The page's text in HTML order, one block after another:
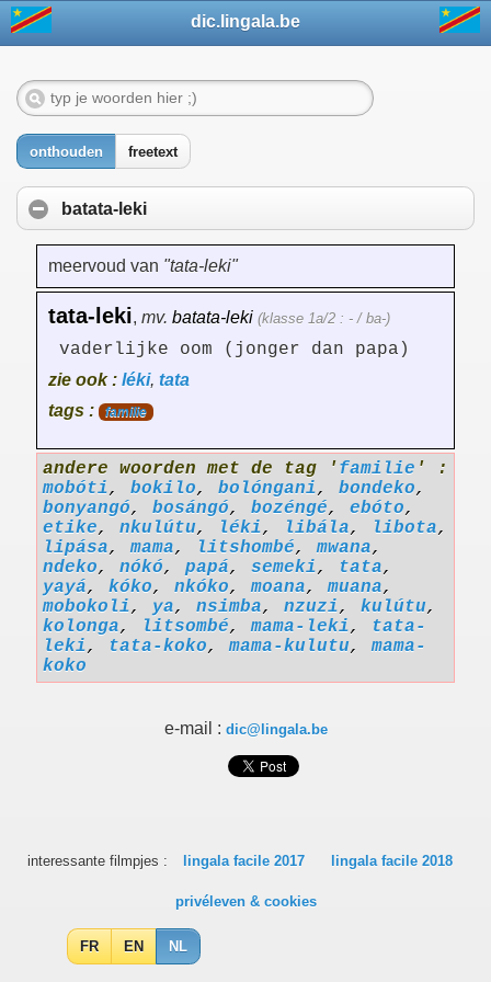
dic.lingala.be
onthouden freetext
batata-leki
meervoud van "tata-leki"
tata-leki, mv. batata-leki (klasse 1a/2 : - / ba-)
vaderlijke oom (jonger dan papa)
zie ook : léki, tata
tags :
familie
andere woorden met de tag ' familie ' :
mobóti, bokilo, bolóngani, bondeko,
bonyangó, bosángó, bozéngé, ebóto,
etike, nkulútu, léki, libála, libota,
lipása,mama, litshombé,mwana,
ndeko, nókó, papá, semeki, tata,
yayá, kóko, nkóko,moana,muana,
mobokoli, ya, nsimba, nzuzi, kulútu,
kolonga, litsombé,mama-leki,
tata-
leki, tata-koko,mama-kulutu,mama-
koko
e-mail : dic@lingala.be
interessante filmpjes : lingala facile 2017 lingala facile 2018
privéleven & cookies
FR EN NL